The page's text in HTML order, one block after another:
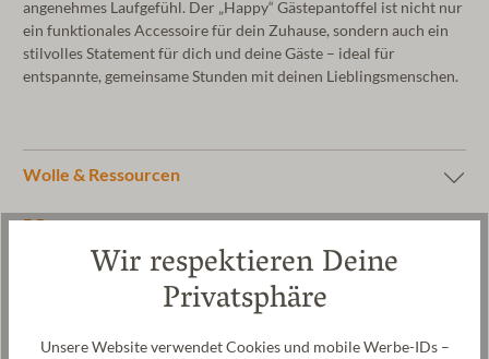
angenehmes Laufgefühl. Der „Happy“ Gästepantoffel ist nicht nur
ein funktionales Accessoire für dein Zuhause, sondern auch ein
stilvolles Statement für dich und deine Gäste – ideal für
entspannte, gemeinsame Stunden mit deinen Lieblingsmenschen.
Wolle & Ressourcen
Pflege
GrößentabelleWir respektieren Deine
Privatsphäre
Unsere Website verwendet Cookies und mobile Werbe-IDs –